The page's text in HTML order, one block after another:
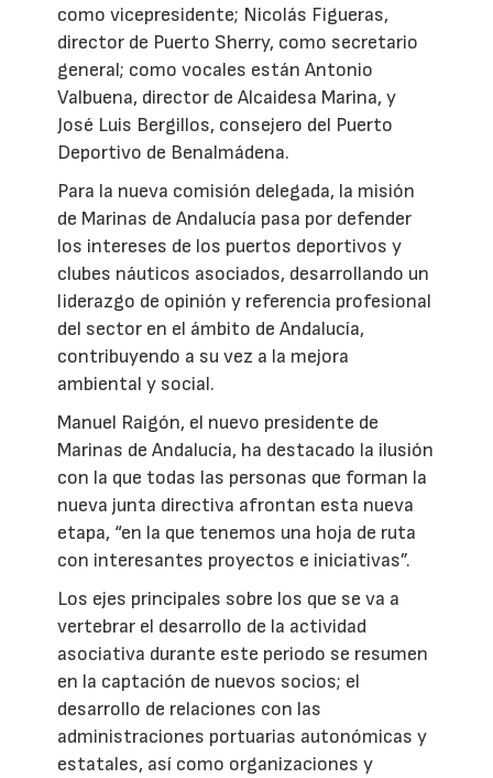
como vicepresidente; Nicolás Figueras,
director de Puerto Sherry, como secretario
general; como vocales están Antonio
Valbuena, director de Alcaidesa Marina, y
José Luis Bergillos, consejero del Puerto
Deportivo de Benalmádena.
Para la nueva comisión delegada, la misión
de Marinas de Andalucía pasa por defender
los intereses de los puertos deportivos y
clubes náuticos asociados, desarrollando un
liderazgo de opinión y referencia profesional
del sector en el ámbito de Andalucía,
contribuyendo a su vez a la mejora
ambiental y social.
Manuel Raigón, el nuevo presidente de
Marinas de Andalucía, ha destacado la ilusión
con la que todas las personas que forman la
nueva junta directiva afrontan esta nueva
etapa, “en la que tenemos una hoja de ruta
con interesantes proyectos e iniciativas”.
Los ejes principales sobre los que se va a
vertebrar el desarrollo de la actividad
asociativa durante este periodo se resumen
en la captación de nuevos socios; el
desarrollo de relaciones con las
administraciones portuarias autonómicas y
estatales, así como organizaciones y